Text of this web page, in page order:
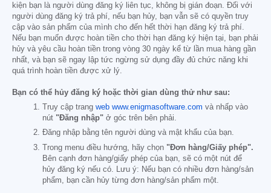
kiện bạn là người dùng đăng ký liên tục, không bị gián đoạn. Đối với
người dùng đăng ký trả phí, nếu bạn hủy, bạn vẫn sẽ có quyền truy
cập vào sản phẩm của mình cho đến hết thời hạn đăng ký trả phí.
Nếu bạn muốn được hoàn tiền cho thời hạn đăng ký hiện tại, bạn phải
hủy và yêu cầu hoàn tiền trong vòng 30 ngày kể từ lần mua hàng gần
nhất, và bạn sẽ ngay lập tức ngừng sử dụng đầy đủ chức năng khi
quá trình hoàn tiền được xử lý.
Bạn có thể hủy đăng ký hoặc thời gian dùng thử như sau:
Truy cập trang web www.enigmasoftware.com và nhấp vào
nút "Đăng nhập" ở góc trên bên phải.
Đăng nhập bằng tên người dùng và mật khẩu của bạn.
Trong menu điều hướng, hãy chọn "Đơn hàng/Giấy phép".
Bên cạnh đơn hàng/giấy phép của bạn, sẽ có một nút để
hủy đăng ký nếu có. Lưu ý: Nếu bạn có nhiều đơn hàng/sản
phẩm, bạn cần hủy từng đơn hàng/sản phẩm một.